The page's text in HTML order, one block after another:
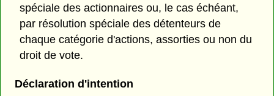
spéciale des actionnaires ou, le cas échéant,
par résolution spéciale des détenteurs de
chaque catégorie d'actions, assorties ou non du
droit de vote.
Déclaration d'intention